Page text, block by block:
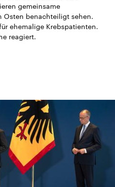
gemeinsame
Osten benachteiligt sehen.
ehemalige Krebspatienten.
reagiert.